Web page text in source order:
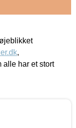
,
alle har et stort